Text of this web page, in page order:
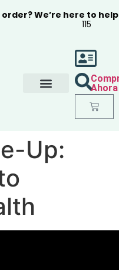
Ahora
Up:
We’re here to
115